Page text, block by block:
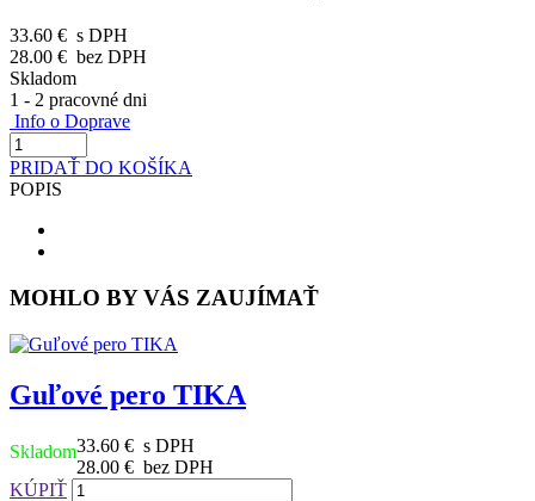
33.60 € s DPH
28.00 € bez DPH
Skladom
1 - 2 pracovné dni
Info o Doprave
PRIDAŤ DO KOŠÍKA
POPIS
MOHLO BY VÁS ZAUJÍMAŤ
Guľové pero TIKA
Skladom33.60 € s DPH
28.00 € bez DPH
KÚPIŤ